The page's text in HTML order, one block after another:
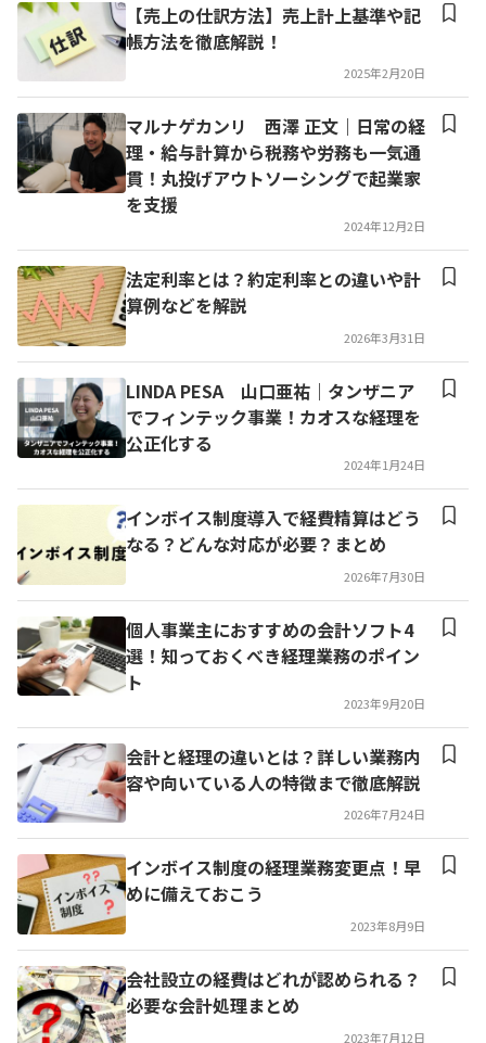
【売上の仕訳方法】売上計上基準や記
帳方法を徹底解説！
2025年2月20日
マルナゲカンリ 西澤 正文｜日常の経
理・給与計算から税務や労務も一気通
貫！丸投げアウトソーシングで起業家
を支援
2024年12月2日
法定利率とは？約定利率との違いや計
算例などを解説
2026年3月31日
LINDA PESA 山口亜祐｜タンザニア
でフィンテック事業！カオスな経理を
公正化する
2024年1月24日
インボイス制度導入で経費精算はどう
なる？どんな対応が必要？まとめ
2026年7月30日
個人事業主におすすめの会計ソフト4
選！知っておくべき経理業務のポイン
ト
2023年9月20日
会計と経理の違いとは？詳しい業務内
容や向いている人の特徴まで徹底解説
2026年7月24日
インボイス制度の経理業務変更点！早
めに備えておこう
2023年8月9日
会社設立の経費はどれが認められる？
必要な会計処理まとめ
2023年7月12日